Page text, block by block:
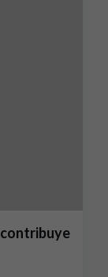
contribuye